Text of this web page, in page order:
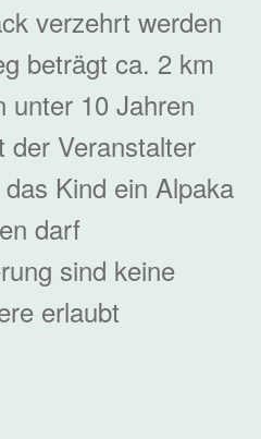
verzehrt werden
beträgt ca. 2 km
unter 10 Jahren
der Veranstalter
Kind ein Alpaka
darf
sind keine
erlaubt